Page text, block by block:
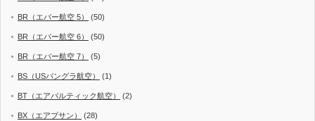
BR（エバー航空 5） (50)
BR（エバー航空 6） (50)
BR（エバー航空 7） (5)
BS（USバングラ航空） (1)
BT（エアバルティック航空） (2)
BX（エアプサン） (28)